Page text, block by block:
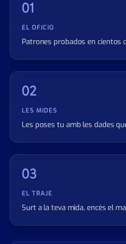
01
EL OFICIO
Patrones probados en cientos
02
LES MIDES
Les poses tu amb les dades
03
EL TRAJE
Surt a la teva mida, encès el